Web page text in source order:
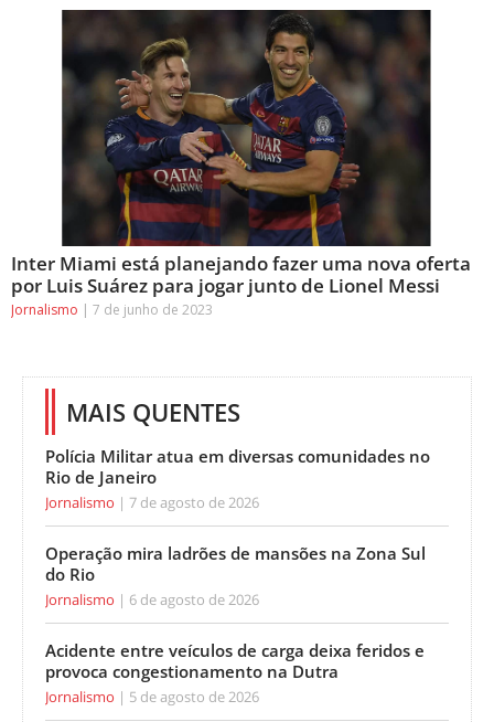
Inter Miami está planejando fazer uma nova oferta
por Luis Suárez para jogar junto de Lionel Messi
Jornalismo 7 de junho de 2023
MAIS QUENTES
Polícia Militar atua em diversas comunidades no
Rio de Janeiro
Jornalismo 7 de agosto de 2026
Operação mira ladrões de mansões na Zona Sul
do Rio
Jornalismo 6 de agosto de 2026
Acidente entre veículos de carga deixa feridos e
provoca congestionamento na Dutra
Jornalismo 5 de agosto de 2026